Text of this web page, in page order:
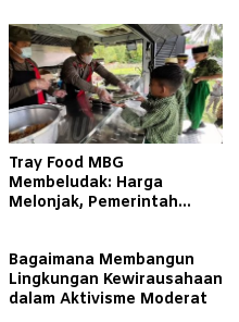
Tray Food MBG
Membeludak: Harga
Melonjak, Pemerintah
Bagaimana Membangun
Lingkungan Kewirausahaan
dalam Aktivisme Moderat